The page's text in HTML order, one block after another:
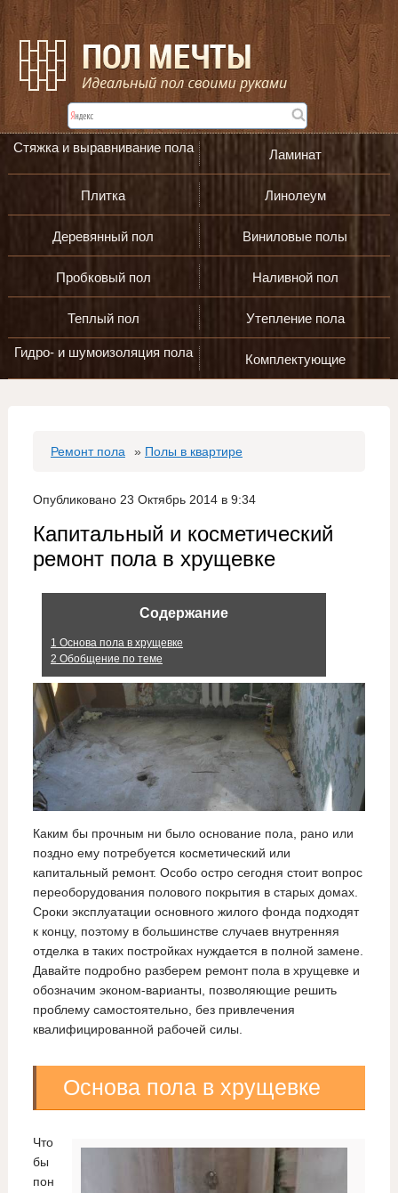
Стяжка и выравнивание пола Ламинат
Плитка Линолеум
Деревянный пол Виниловые полы
Пробковый пол Наливной пол
Теплый пол Утепление пола
Гидро- и шумоизоляция пола Комплектующие
Ремонт пола » Полы в квартире
Опубликовано 23 Октябрь 2014 в 9:34
Капитальный и косметический
ремонт пола в хрущевке
Содержание
1 Основа пола в хрущевке
2 Обобщение по теме
Каким бы прочным ни было основание пола, рано или
поздно ему потребуется косметический или
капитальный ремонт. Особо остро сегодня стоит вопрос
переоборудования полового покрытия в старых домах.
Сроки эксплуатации основного жилого фонда подходят
к концу, поэтому в большинстве случаев внутренняя
отделка в таких постройках нуждается в полной замене.
Давайте подробно разберем ремонт пола в хрущевке и
обозначим эконом-варианты, позволяющие решить
проблему самостоятельно, без привлечения
квалифицированной рабочей силы.
Основа пола в хрущевке
Что
бы
пон